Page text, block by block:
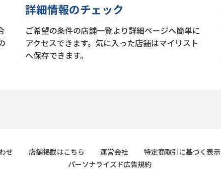
詳細情報のチェック
ご希望の条件の店舗一覧より詳細ページへ簡単に
アクセスできます。気に入った店舗はマイリスト
へ保存できます。
せ 店舗掲載はこちら 運営会社
特定商取引に基づく表示
パーソナライズド広告規約